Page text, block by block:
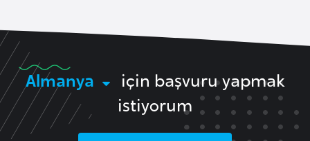
Almanya
için başvuru yapmak
istiyorum
E
r
m
e
n